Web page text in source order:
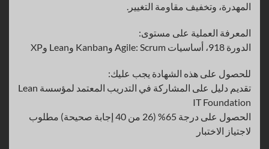
المهدرة، وتخفيف مقاومة التغيير.
المعرفة العملية على مستوى:
الدورة 918، أساسيات Agile: Scrum وKanban وLean وXP
للحصول على هذه الشهادة يجب عليك:
تقديم دليل على المشاركة في التدريب المعتمد لمؤسسة Lean
IT Foundation
الحصول على درجة 65% (26 من 40 إجابة صحيحة) مطلوب
لاجتياز الاختبار